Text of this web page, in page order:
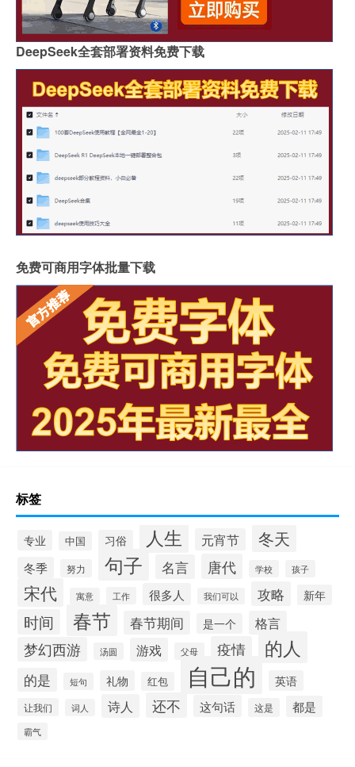
DeepSeek全套部署资料免费下载
免费可商用字体批量下载
标签
专业 中国 习俗 人生 元宵节 冬天
冬季 努力 句子 名言 唐代 学校 孩子
宋代 寓意 工作 很多人 我们可以 攻略 新年
时间 春节 春节期间 是一个 格言
梦幻西游 汤圆 游戏 父母 疫情 的人
的是 短句 礼物 红包 自己的 英语
让我们 词人 诗人 还不 这句话 这是 都是
霸气